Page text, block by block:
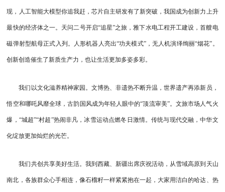
现，人工智能大模型你追我赶，芯片自主研发有了新突破，我国成为创新力上升
最快的经济体之一。天问二号开启“追星”之旅，雅下水电工程开工建设，首艘电
磁弹射型航母正式入列。人形机器人亮出“功夫模式”，无人机演绎绚丽“烟花”。
创新创造催生了新质生产力，也让生活更加多姿多彩。
我们以文化滋养精神家园。文博热、非遗热不断升温，世界遗产再添新员，
悟空和哪吒风靡全球，古韵国风成为年轻人眼中的“顶流审美”。文旅市场人气火
爆，“城超”“村超”热闹非凡，冰雪运动点燃冬日激情。传统与现代交融，中华文
化绽放更加灿烂的光芒。
我们共创共享美好生活。我到西藏、新疆出席庆祝活动，从雪域高原到天山
南北，各族群众心手相连，像石榴籽一样紧紧抱在一起，大家用洁白的哈达、热